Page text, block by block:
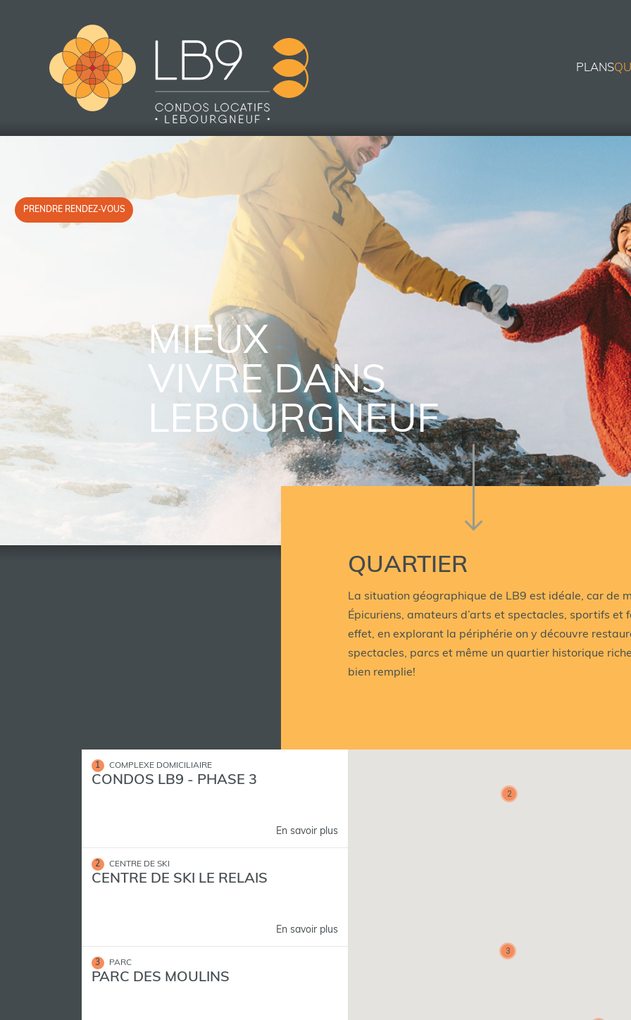
PLANS
MIEUX
VIVRE DANS
LEBOURGNEUF
QUARTIER
La situation géographique de LB9 est idéale, car de
Épicuriens, amateurs d’arts et spectacles, sportifs
effet, en explorant la périphérie on y découvre
spectacles, parcs et même un quartier historique
bien remplie!
2
3
1 COMPLEXE DOMICILIAIRE
CONDOS LB9 - PHASE 3
En savoir plus
2 CENTRE DE SKI
CENTRE DE SKI LE RELAIS
En savoir plus
3 PARC
PARC DES MOULINS
PRENDRE RENDEZ-VOUS